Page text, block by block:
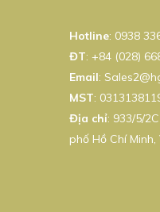
Hotline: 0938
ĐT: +84 (028)
Email:
MST:
Địa chỉ: 933/5/
phố Hồ Chí